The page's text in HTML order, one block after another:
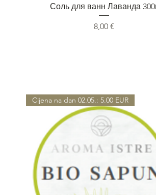
Быстрый просмотр
Соль для ванн Лаванда
Цена
8,00 €
Cijena na dan 02.05.: 5.00 EUR